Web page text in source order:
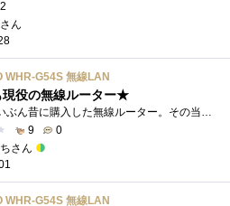
2
ん
WHR-G54S 無線LAN
現役の無線ルーター★
もう、ずいぶん昔に購入した無線ルーター。その当時は54Mbpsの速度があれば、十分早かったけど今では・・・。これはIEEE802.11g/bが対応なので、無�...
9
0
さん
WHR-G54S 無線LAN